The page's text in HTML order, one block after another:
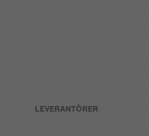
LEVERANTÖRER